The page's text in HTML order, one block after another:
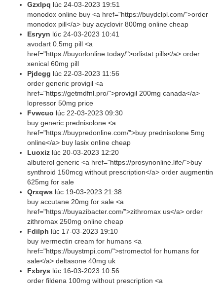
Gzxlpq lúc 24-03-2023 19:51
monodox online buy <a href="https://buydclpl.com/">order
monodox pill</a> buy acyclovir 800mg online cheap
Esryyn lúc 24-03-2023 10:41
avodart 0.5mg pill <a
href="https://buyorlonline.today/">orlistat pills</a> order
xenical 60mg pill
Pjdcgg lúc 22-03-2023 11:56
order generic provigil <a
href="https://getmdfnl.pro/">provigil 200mg canada</a>
lopressor 50mg price
Fvwcuo lúc 22-03-2023 09:30
buy generic prednisolone <a
href="https://buypredonline.com/">buy prednisolone 5mg
online</a> buy lasix online cheap
Luoxiz lúc 20-03-2023 12:20
albuterol generic <a href="https://prosynonline.life/">buy
synthroid 150mcg without prescription</a> order augmentin
625mg for sale
Qrxqws lúc 19-03-2023 21:38
buy accutane 20mg for sale <a
href="https://buyazibacter.com/">zithromax us</a> order
zithromax 250mg online cheap
Fdilph lúc 17-03-2023 19:10
buy ivermectin cream for humans <a
href="https://buystmpi.com/">stromectol for humans for
sale</a> deltasone 40mg uk
Fxbrys lúc 16-03-2023 10:56
order fildena 100mg without prescription <a